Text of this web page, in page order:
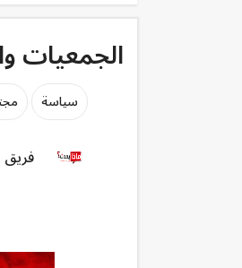
الجمعيات
سياسة
فريق